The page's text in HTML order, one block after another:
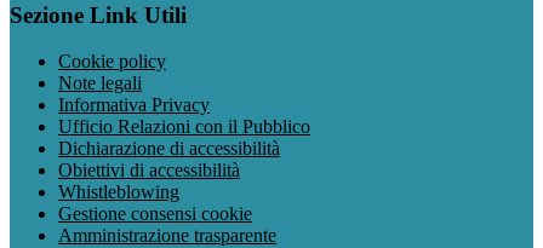
Sezione Link Utili
Cookie policy
Note legali
Informativa Privacy
Ufficio Relazioni con il Pubblico
Dichiarazione di accessibilità
Obiettivi di accessibilità
Whistleblowing
Gestione consensi cookie
Amministrazione trasparente